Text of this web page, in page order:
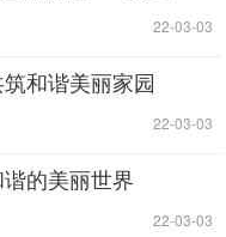
| 22-03-03
和谐美丽家园
| 22-03-03
的美丽世界
| 22-03-03